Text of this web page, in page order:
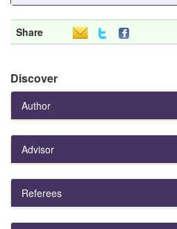
Share
Discover
Author
Advisor
Referees